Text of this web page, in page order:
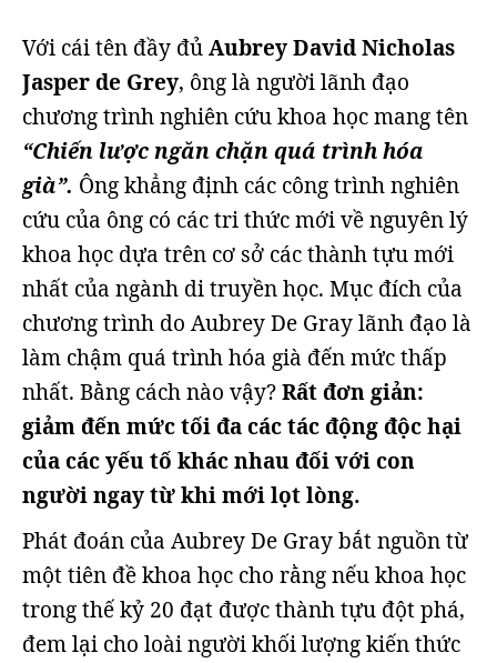
Với cái tên đầy đủAubrey David Nicholas
Jasper de Grey, ông là người lãnh đạo
chương trình nghiên cứu khoa học mang tên
“Chiến lược ngăn chặn quá trình hóa
già”. Ông khẳng định các công trình nghiên
cứu của ông có các tri thức mới về nguyên lý
khoa học dựa trên cơ sở các thành tựu mới
nhất của ngành di truyền học. Mục đích của
chương trình do Aubrey De Gray lãnh đạo là
làm chậm quá trình hóa già đến mức thấp
nhất. Bằng cách nào vậy?Rất đơn giản:
giảm đến mức tối đa các tác động độc hại
của các yếu tố khác nhau đối với con
người ngay từ khi mới lọt lòng.
Phát đoán của Aubrey De Gray bắt nguồn từ
một tiên đề khoa học cho rằng nếu khoa học
trong thế kỷ 20 đạt được thành tựu đột phá,
đem lại cho loài người khối lượng kiến thức